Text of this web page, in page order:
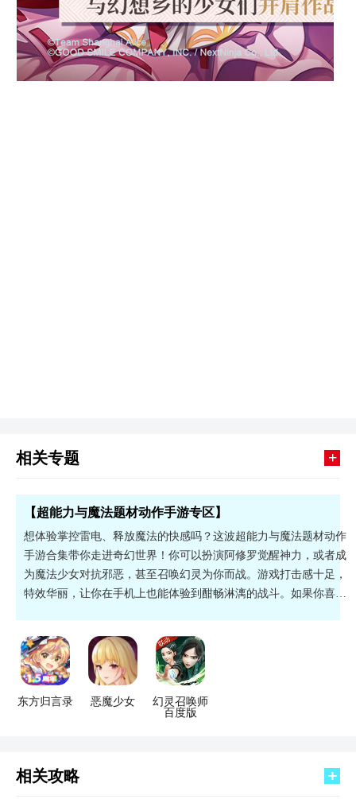
相关专题 +
【超能力与魔法题材动作手游专区】
想体验掌控雷电、释放魔法的快感吗？这波超能力与魔法题材动作
手游合集带你走进奇幻世界！你可以扮演阿修罗觉醒神力，或者成
为魔法少女对抗邪恶，甚至召唤幻灵为你而战。游戏打击感十足，
特效华丽，让你在手机上也能体验到酣畅淋漓的战斗。如果你喜欢
东方归言录 恶魔少女
幻灵召唤师
百度版
相关攻略